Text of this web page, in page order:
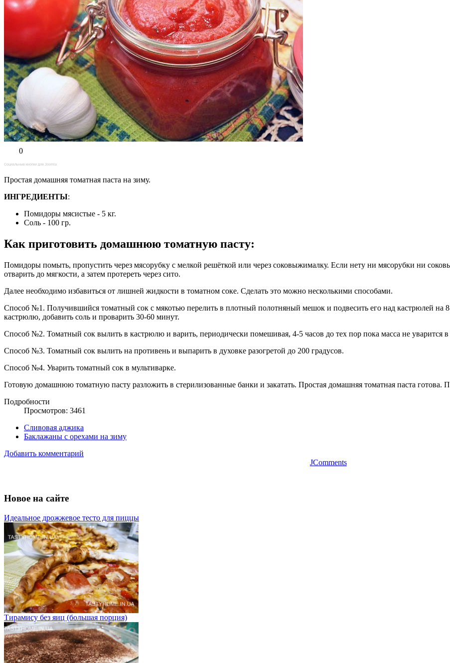
0
Социальные кнопки для Joomla
Простая домашняя томатная паста на зиму.
ИНГРЕДИЕНТЫ:
Помидоры мясистые - 5 кг.
Соль - 100 гр.
Как приготовить домашнюю томатную пасту:
Помидоры помыть, пропустить через мясорубку с мелкой решёткой или через соковыжималку. Если нету ни мясорубки ни
отварить до мягкости, а затем протереть через сито.
Далее необходимо избавиться от лишней жидкости в томатном соке. Сделать это можно несколькими способами.
Способ №1. Получившийся томатный сок с мякотью перелить в плотный полотняный мешок и подвесить его над кастрюлей на
кастрюлю, добавить соль и проварить 30-60 минут.
Способ №2. Томатный сок вылить в кастрюлю и варить, периодически помешивая, 4-5 часов до тех пор пока масса не уварится в
Способ №3. Томатный сок вылить на противень и выпарить в духовке разогретой до 200 градусов.
Способ №4. Уварить томатный сок в мультиварке.
Готовую домашнюю томатную пасту разложить в стерилизованные банки и закатать. Простая домашняя томатная паста готова.
Подробности
Просмотров: 3461
Сливовая аджика
Баклажаны с орехами на зиму
Добавить комментарий
JComments
Новое на сайте
Идеальное дрожжевое тесто для пиццы
Тирамису без яиц (большая порция)